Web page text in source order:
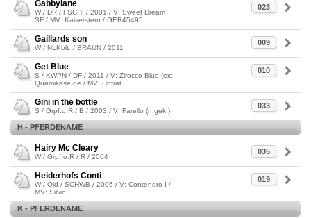
023
Gabbylane
W / DR / FSCHI / 2001 / V: Sweet Dream
SF / MV: Kaiserstern / GER45495
009
Gaillards son
W / NLKblt. / BRAUN / 2011
010
Get Blue
S / KWPN / DF / 2011 / V: Zirocco Blue (ex:
Quamikase de / MV: Hofrat
033
Gini in the bottle
S / Grpf.o.R / B / 2003 / V: Farello (n.gek.)
H - PFERDENAME
035
Hairy Mc Cleary
W / Grpf.o.R / R / 2004
019
Heiderhofs Conti
W / Old / SCHWB / 2006 / V: Contendro I /
MV: Silvio I
K - PFERDENAME